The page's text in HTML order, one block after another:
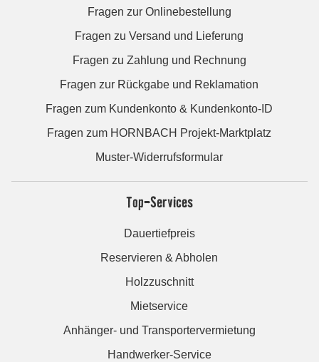
Fragen zur Onlinebestellung
Fragen zu Versand und Lieferung
Fragen zu Zahlung und Rechnung
Fragen zur Rückgabe und Reklamation
Fragen zum Kundenkonto & Kundenkonto-ID
Fragen zum HORNBACH Projekt-Marktplatz
Muster-Widerrufsformular
Top-Services
Dauertiefpreis
Reservieren & Abholen
Holzzuschnitt
Mietservice
Anhänger- und Transportervermietung
Handwerker-Service